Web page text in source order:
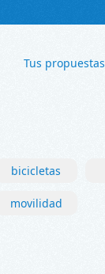
Tus propuestas
bicicletas
movilidad